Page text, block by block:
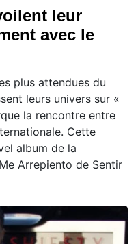
leur
avec le
plus attendues du
leurs univers sur «
la rencontre entre
Cette
album de la
Arrepiento de Sentir